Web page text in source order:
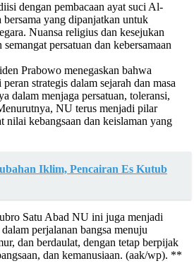
dengan pembacaan ayat suci Al-
bersama yang dipanjatkan untuk
Nuansa religius dan kesejukan
persatuan dan kebersamaan
Prabowo menegaskan bahwa
strategis dalam sejarah dan masa
dalam menjaga persatuan, toleransi,
NU terus menjadi pilar
nilai kebangsaan dan keislaman yang
Iklim, Pencairan Es Kutub
Satu Abad NU ini juga menjadi
perjalanan bangsa menuju
dan berdaulat, dengan tetap berpijak
dan kemanusiaan. (aak/wp). **